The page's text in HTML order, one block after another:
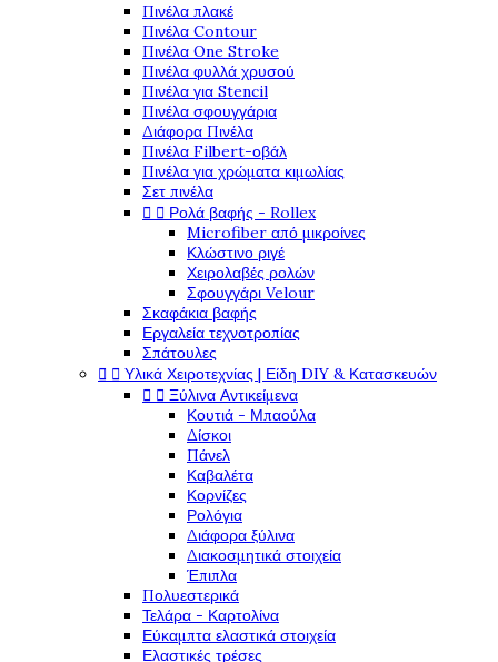
Πινέλα πλακέ
Πινέλα Contour
Πινέλα One Stroke
Πινέλα φυλλά χρυσού
Πινέλα για Stencil
Πινέλα σφουγγάρια
Διάφορα Πινέλα
Πινέλα Filbert-οβάλ
Πινέλα για χρώματα κιμωλίας
Σετ πινέλα
  Ρολά βαφής - Rollex
Microfiber από μικροίνες
Κλώστινο ριγέ
Χειρολαβές ρολών
Σφουγγάρι Velour
Σκαφάκια βαφής
Εργαλεία τεχνοτροπίας
Σπάτουλες
  Υλικά Χειροτεχνίας | Είδη DIY & Κατασκευών
  Ξύλινα Αντικείμενα
Κουτιά - Μπαούλα
Δίσκοι
Πάνελ
Καβαλέτα
Κορνίζες
Ρολόγια
Διάφορα ξύλινα
Διακοσμητικά στοιχεία
Έπιπλα
Πολυεστερικά
Τελάρα - Καρτολίνα
Εύκαμπτα ελαστικά στοιχεία
Ελαστικές τρέσες